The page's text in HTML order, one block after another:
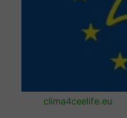
clima4ceelife.eu